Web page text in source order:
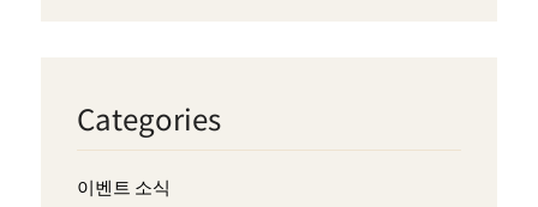
Categories
이벤트 소식